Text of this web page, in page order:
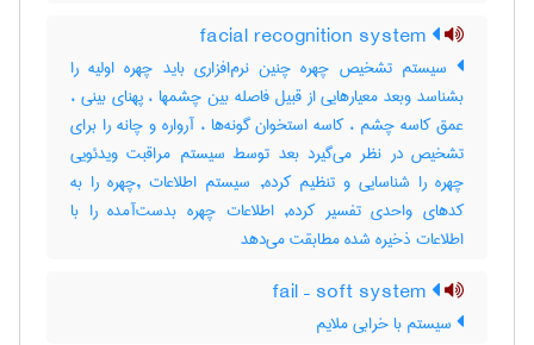
سیستم تشخیص چهره چنین نرم‌افزاری باید چهره اولیه را
بشناسد وبعد معیارهایی از قبیل فاصله بین چشمها ، پهنای بینی ،
عمق کاسه چشم ، کاسه استخوان گونه‌ها ، آرواره و چانه را برای
تشخیص در نظر می‌گیرد بعد توسط سیستم مراقبت ویدئویی
چهره را شناسایی و تنظیم کرده, سیستم اطلاعات ,چهره را به
کدهای واحدی تفسیر کرده, اطلاعات چهره بدست‌آمده را با
اطلاعات ذخیره شده مطابقت می‌دهد
سیستم با خرابی ملایم